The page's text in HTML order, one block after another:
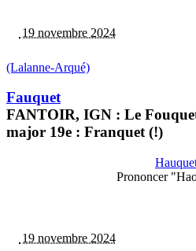
19 novembre 2024
(Lalanne-Arqué)
Fauquet
FANTOIR, IGN : Le
major 19e : Franquet (!)
Prononcer
19 novembre 2024